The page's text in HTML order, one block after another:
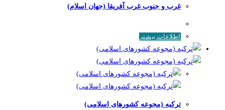
غرب و جنوب غرب آفریقا (جهان اسلام)
اطلاعات بیشتر
ترکیه (مجوعه کشورهای اسلامی)